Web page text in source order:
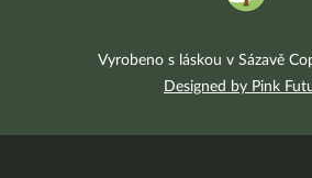
Vyrobeno s láskou v Sázavě
Designed by Pink